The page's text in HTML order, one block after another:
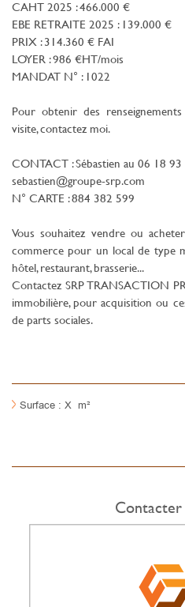
CAHT 2025 : 466.000 €
EBE RETRAITE 2025 : 139.000 €
PRIX : 314.360 € FAI
LOYER : 986 €HT/mois
MANDAT N° : 1022
Pour obtenir des
visite, contactez moi.
CONTACT : Sébastien au 06 18
sebastien@groupe-srp.com
N° CARTE : 884 382 599
Vous souhaitez vendre ou
commerce pour un local de type
hôtel, restaurant, brasserie...
Contactez SRP TRANSACTION
immobilière, pour acquisition ou
de parts sociales.
Surface : X m²
Contacter